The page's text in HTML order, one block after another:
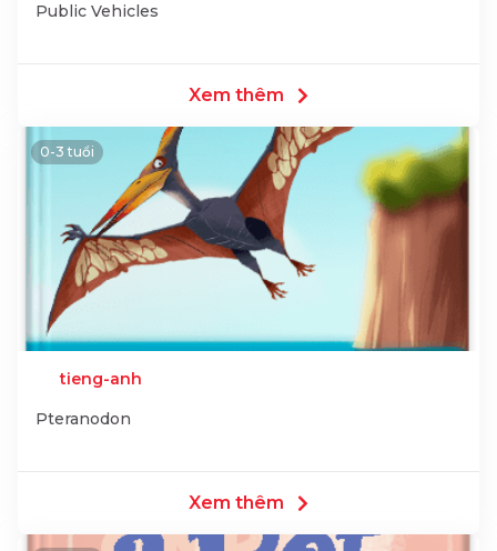
Public Vehicles
Xem thêm
0-3 tuổi
tieng-anh
Pteranodon
Xem thêm